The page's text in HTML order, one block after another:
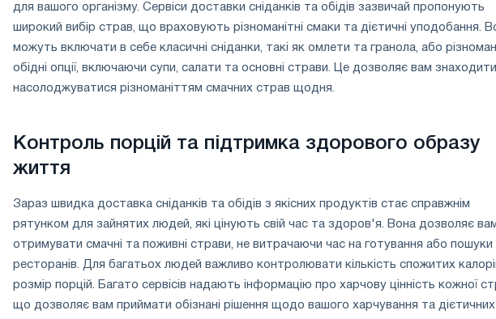
для вашого організму. Сервіси доставки сніданків та обідів зазвичай пропонують
широкий вибір страв, що враховують різноманітні смаки та дієтичні уподобання.
можуть включати в себе класичні сніданки, такі як омлети та гранола, або
обідні опції, включаючи супи, салати та основні страви. Це дозволяє вам
насолоджуватися різноманіттям смачних страв щодня.
Контроль порцій та підтримка здорового образу
життя
Зараз швидка доставка сніданків та обідів з якісних продуктів стає справжнім
рятунком для зайнятих людей, які цінують свій час та здоров'я. Вона дозволяє
отримувати смачні та поживні страви, не витрачаючи час на готування або пошуки
ресторанів. Для багатьох людей важливо контролювати кількість спожитих
розмір порцій. Багато сервісів надають інформацію про харчову цінність кожної
що дозволяє вам приймати обізнані рішення щодо вашого харчування та дієтичних